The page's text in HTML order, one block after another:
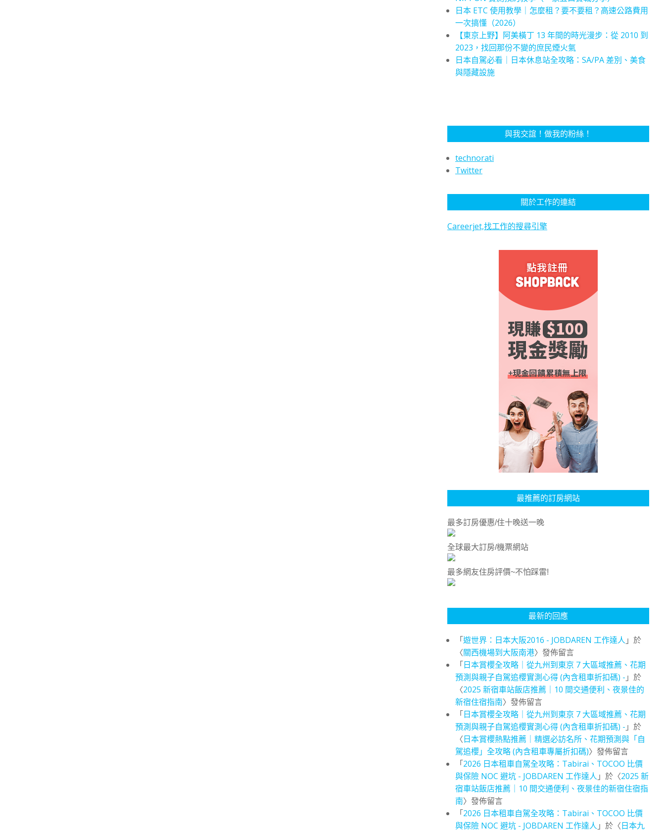
日本 ETC 使用教學｜怎麼租？要不要租？高速公路費用
一次搞懂（2026）
【東京上野】阿美橫丁 13 年間的時光漫步：從 2010 到
2023，找回那份不變的庶民煙火氣
日本自駕必看｜日本休息站全攻略：SA/PA 差別、美食
與隱藏設施
與我交誼！做我的粉絲！
technorati
Twitter
關於工作的連結
Careerjet,找工作的搜尋引擎
最推薦的訂房網站
最多訂房優惠/住十晚送一晚
全球最大訂房/機票網站
最多網友住房評價~不怕踩雷!
最新的回應
「遊世界：日本大阪2016 - JOBDAREN 工作達人 」於
〈關西機場到大阪南港〉發佈留言
「日本賞櫻全攻略｜從九州到東京 7 大區域推薦、花期
預測與親子自駕追櫻實測心得 (內含租車折扣碼) - 」於
〈2025 新宿車站飯店推薦｜10 間交通便利、夜景佳的
新宿住宿指南〉發佈留言
「日本賞櫻全攻略｜從九州到東京 7 大區域推薦、花期
預測與親子自駕追櫻實測心得 (內含租車折扣碼) - 」於
〈日本賞櫻熱點推薦｜精選必訪名所、花期預測與「自
駕追櫻」全攻略 (內含租車專屬折扣碼)〉發佈留言
「2026 日本租車自駕全攻略：Tabirai、TOCOO 比價
與保險 NOC 避坑 - JOBDAREN 工作達人 」於〈2025 新
宿車站飯店推薦｜10 間交通便利、夜景佳的新宿住宿指
南〉發佈留言
「2026 日本租車自駕全攻略：Tabirai、TOCOO 比價
與保險 NOC 避坑 - JOBDAREN 工作達人 」於〈日本九